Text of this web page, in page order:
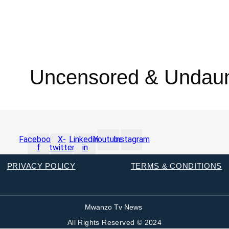
Uncensored &
Facebook-
f
X-
twitter
Linkedin-
in
YoutubeInstagram
PRIVACY POLICY TERMS & CONDITIONS
Mwanzo Tv News
All Rights Reserved © 2024